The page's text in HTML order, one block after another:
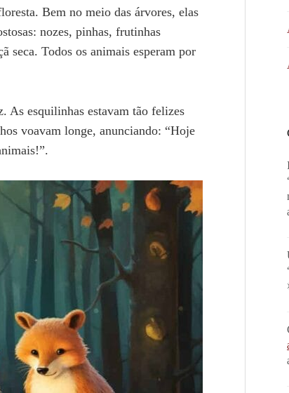
Bem no meio das árvores, elas
nozes, pinhas, frutinhas
seca. Todos os animais esperam por
As esquilinhas estavam tão felizes
voavam longe, anunciando: “Hoje